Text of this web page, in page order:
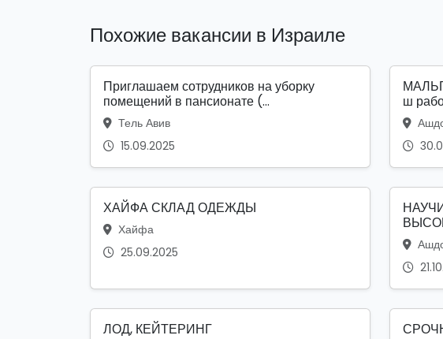
Похожие вакансии в Израиле
Приглашаем сотрудников на уборку
помещений в пансионате (...
Тель Авив
15.09.2025
ш
ХАЙФА СКЛАД ОДЕЖДЫ
Хайфа
25.09.2025
ЛОД, КЕЙТЕРИНГ